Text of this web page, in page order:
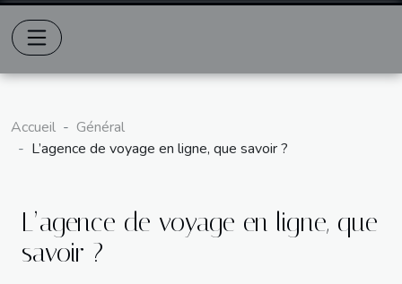
Accueil
Général
L’agence de voyage en ligne, que savoir ?
L’agence de voyage en ligne, que
savoir ?